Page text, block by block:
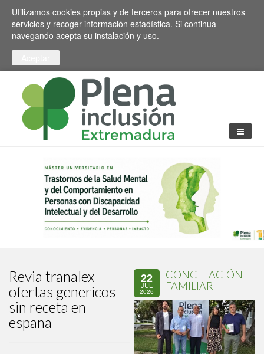
Pasar al contenido principal
Toggle high contrast
Utilizamos cookies propias y de terceros para ofrecer nuestros
servicios y recoger información estadística. Si continua
navegando acepta su instalación y uso.
Revia tranalex
ofertas genericos
sin receta en
espana
22
JUL
2026
CONCILIACIÓN
FAMILIAR